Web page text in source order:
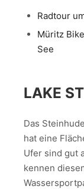
Radtour
Müritz
See
LAKE
Das
hat eine
Ufer sind gut
kennen